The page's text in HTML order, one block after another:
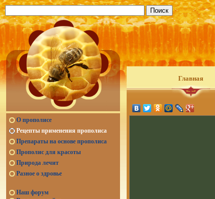
О прополисе
Рецепты применения прополиса
Препараты на основе прополиса
Прополис для красоты
Природа лечит
Разное о здровье
Наш форум
Главная